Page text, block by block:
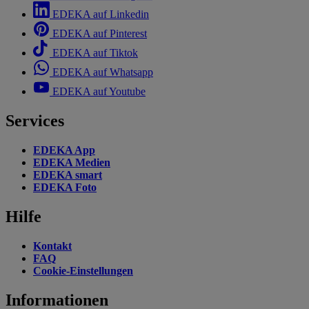
EDEKA auf Linkedin
EDEKA auf Pinterest
EDEKA auf Tiktok
EDEKA auf Whatsapp
EDEKA auf Youtube
Services
EDEKA App
EDEKA Medien
EDEKA smart
EDEKA Foto
Hilfe
Kontakt
FAQ
Cookie-Einstellungen
Informationen